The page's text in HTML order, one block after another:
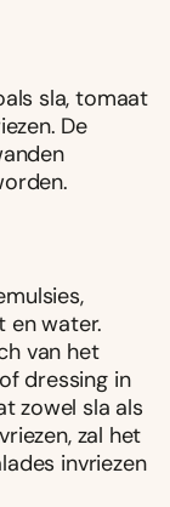
sla, tomaat
De
en water.
van het
dressing in
zowel sla als
zal het
invriezen